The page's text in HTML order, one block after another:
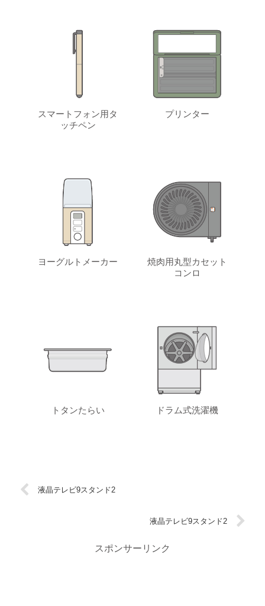
スマートフォン用タ
ッチペン
プリンター
ヨーグルトメーカー
焼肉用丸型カセット
コンロ
トタンたらい ドラム式洗濯機
液晶テレビ9スタンド2
液晶テレビ9スタンド2
スポンサーリンク